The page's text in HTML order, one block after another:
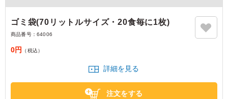
ゴミ袋(70リットルサイズ・20食毎に1枚)
商品番号： 64006
0円 （税込）
詳細を見る
注文をする